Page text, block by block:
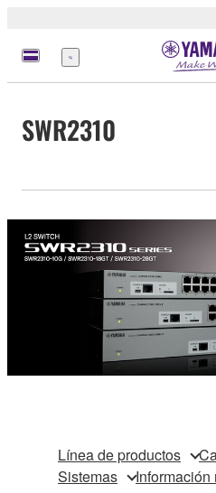
Menú
SWR2310
Línea de productos
Sistemas